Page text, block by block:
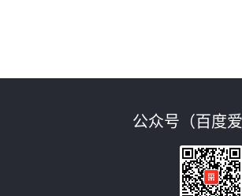
公众号（百度爱